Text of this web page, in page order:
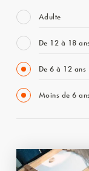
Adulte
De 12 à 18
De 6 à 12 ans
Moins de 6